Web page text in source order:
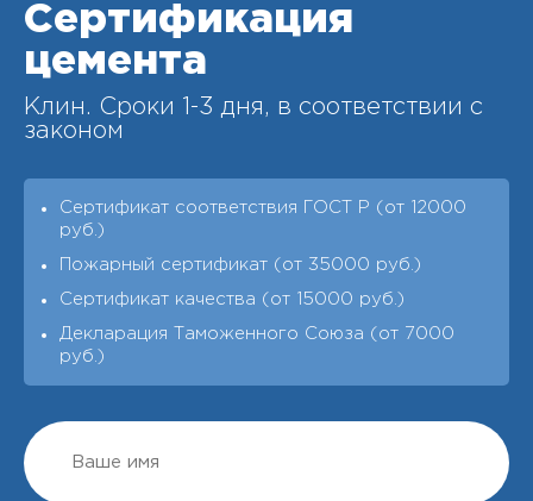
Сертификация
цемента
Клин. Cроки 1-3 дня, в соответствии с
законом
Сертификат соответствия ГОСТ Р (от 12000
руб.)
Пожарный сертификат (от 35000 руб.)
Сертификат качества (от 15000 руб.)
Декларация Таможенного Союза (от 7000
руб.)